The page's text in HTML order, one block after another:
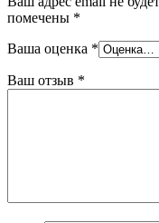
помечены *
Ваша оценка *
Ваш отзыв *